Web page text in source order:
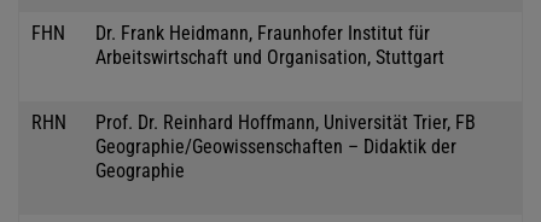
FHN
Dr. Frank Heidmann, Fraunhofer Institut für
Arbeitswirtschaft und Organisation, Stuttgart
RHN
Prof. Dr. Reinhard Hoffmann, Universität Trier, FB
Geographie/Geowissenschaften – Didaktik der
Geographie